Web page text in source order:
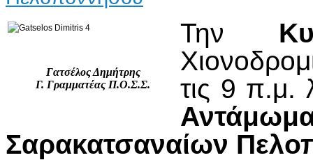
Γατσέλος Δημήτρης
Γ. Γραμματέας Π.Ο.Σ.Σ.
Την
τις 9 π.μ.
Σαρακατσαναίων